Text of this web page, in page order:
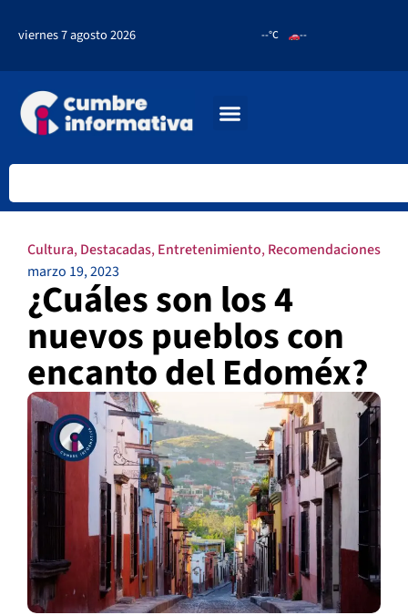
viernes 7 agosto 2026 --°C --
Cultura,Destacadas,Entretenimiento,Recomendaciones
marzo 19, 2023
¿Cuáles son los 4
nuevos pueblos con
encanto del Edoméx?